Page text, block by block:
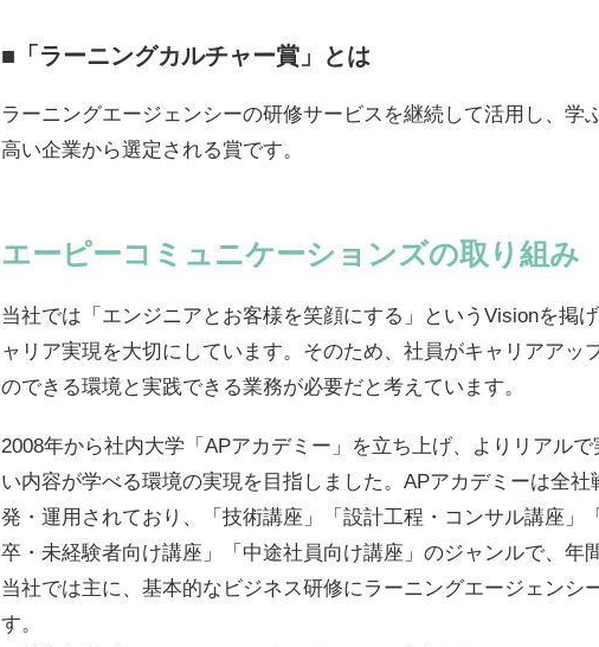
■「ラーニングカルチャー賞」とは
ラーニングエージェンシーの研修サービスを継続して活用し、学
高い企業から選定される賞です。
エーピーコミュニケーションズの取り組み
当社では「エンジニアとお客様を笑顔にする」というVisionを掲
ャリア実現を大切にしています。そのため、社員がキャリアアッ
のできる環境と実践できる業務が必要だと考えています。
2008年から社内大学「APアカデミー」を立ち上げ、よりリアル
い内容が学べる環境の実現を目指しました。APアカデミーは全
発・運用されており、「技術講座」「設計工程・コンサル講座」
卒・未経験者向け講座」「中途社員向け講座」のジャンルで、年
当社では主に、基本的なビジネス研修にラーニングエージェンシ
す。